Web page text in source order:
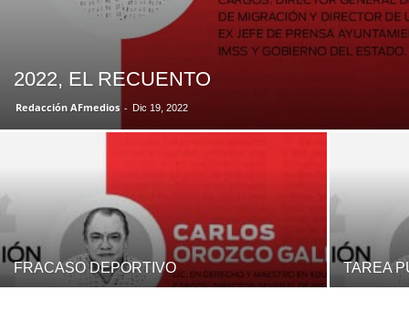
2022, EL RECUENTO
Redacción AFmedios - Dic 19, 2022
FRACASO DEPORTIVO TAREA